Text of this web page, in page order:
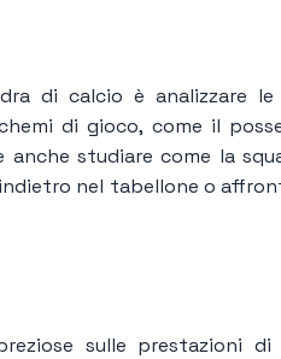
di calcio è analizzare le
di gioco, come il
studiare come la
nel tabellone o
sulle prestazioni di